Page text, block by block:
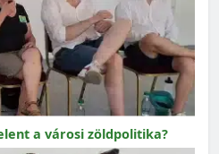
a városi zöldpolitika?